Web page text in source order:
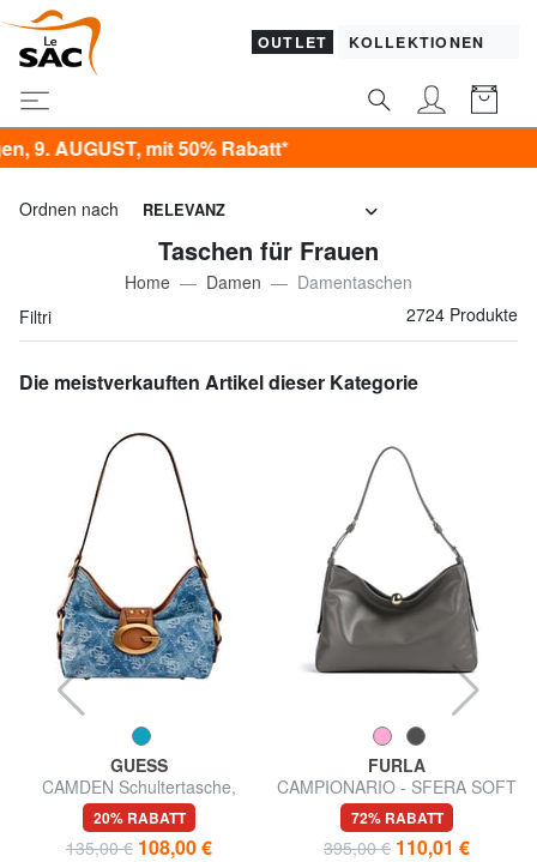
OUTLET KOLLEKTIONEN
50% Rabatt*
Ordnen nach RELEVANZ
Taschen für Frauen
Home Damen
Damentaschen
Filtri
2724 Produkte
Die meistverkauften Artikel dieser Kategorie
GUESS
CAMDEN Schultertasche,
verstellbar
20% RABATT
135,00 € 108,00 €
FURLA
CAMPIONARIO - SFERA SOFT
Schultertasche, Leder,
Hergestellt in Italien
72% RABATT
395,00 € 110,01 €